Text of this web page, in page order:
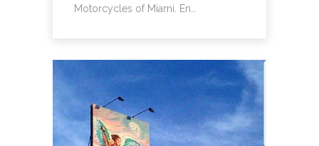
Motorcycles of Miami. En…